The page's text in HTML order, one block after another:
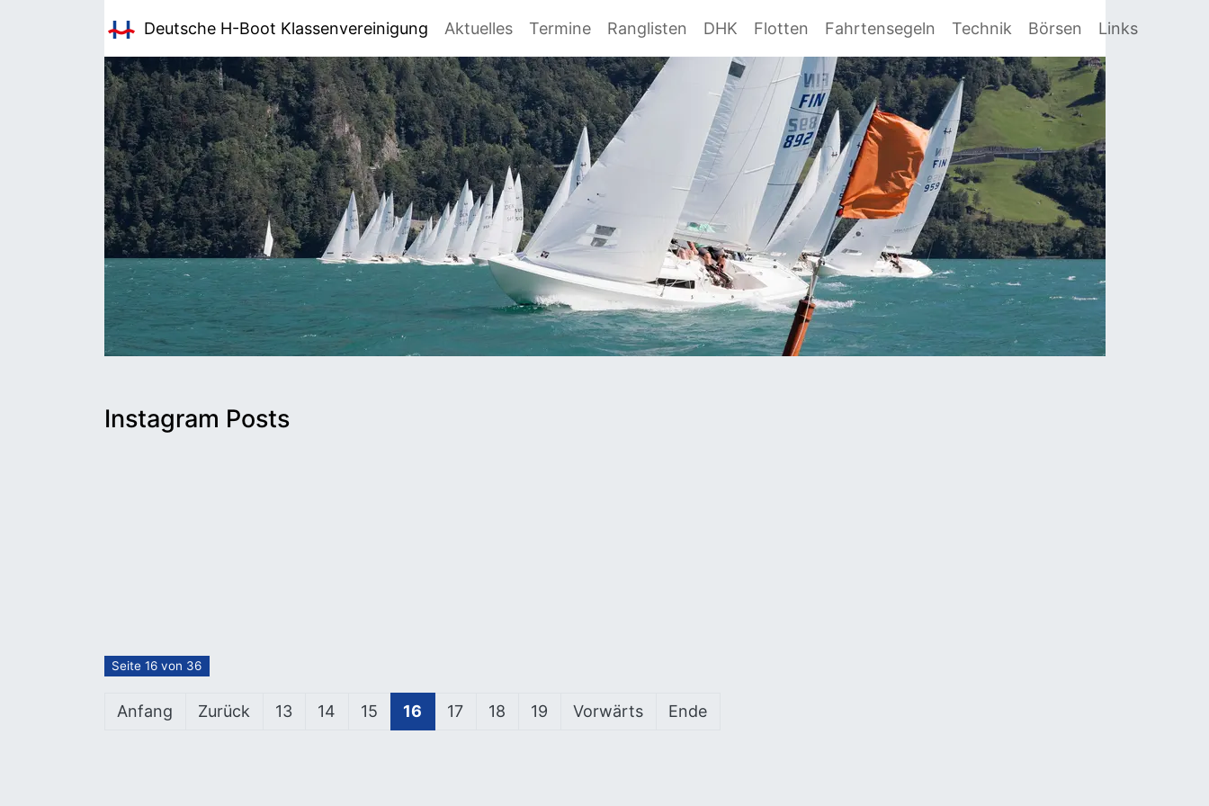
Deutsche H-Boot Klassenvereinigung Aktuelles Termine Ranglisten DHK Flotten Fahrtensegeln Technik Börsen Links
Instagram Posts
Seite 16 von 36
Anfang Zurück 13 14 15 16 17 18 19 Vorwärts Ende